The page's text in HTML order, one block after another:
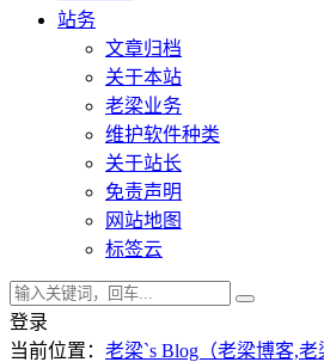
站务
文章归档
关于本站
老梁业务
维护软件种类
关于站长
免责声明
网站地图
标签云
登录
当前位置： 老梁`s Blog（老梁博客,老